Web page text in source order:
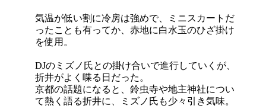
気温が低い割に冷房は強めで、ミニスカートだ
ったことも有ってか、赤地に白水玉のひざ掛け
を使用。
DJのミズノ氏との掛け合いで進行していくが、
折井がよく喋る日だった。
京都の話題になると、鈴虫寺や地主神社につい
て熱く語る折井に、ミズノ氏も少々引き気味。